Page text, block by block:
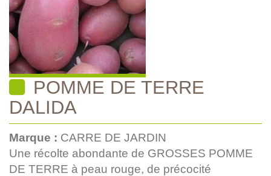
POMME DE TERRE
DALIDA
Marque : CARRE DE JARDIN
Une récolte abondante de GROSSES POMME
DE TERRE à peau rouge, de précocité